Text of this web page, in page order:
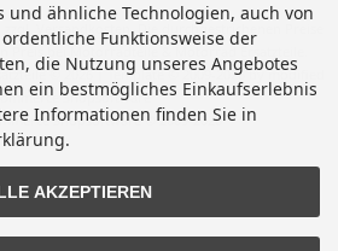
Versandkosten . Die durchgestrichenen Preise
Preis bei Motorradteile & Motorrad Ersatzteile.
© 2026 | Template © 2009-2026 by modified
Shopsoftware
Shopsoftware © 2009-2026
und ähnliche Technologien, auch von
Funktionsweise der
die Nutzung unseres Angebotes
ein bestmögliches Einkaufserlebnis
Informationen finden Sie in
AKZEPTIEREN